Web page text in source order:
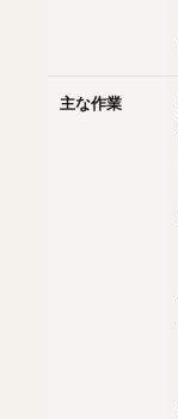
主な作業